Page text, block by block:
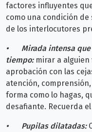
factores influyentes
como una condición
de los interlocutores
•
Mirada intensa
tiempo:mirar a alguien
aprobación con las
atención,
forma como lo hagas,
desafiante. Recuerda
• Pupilas dilatadas: